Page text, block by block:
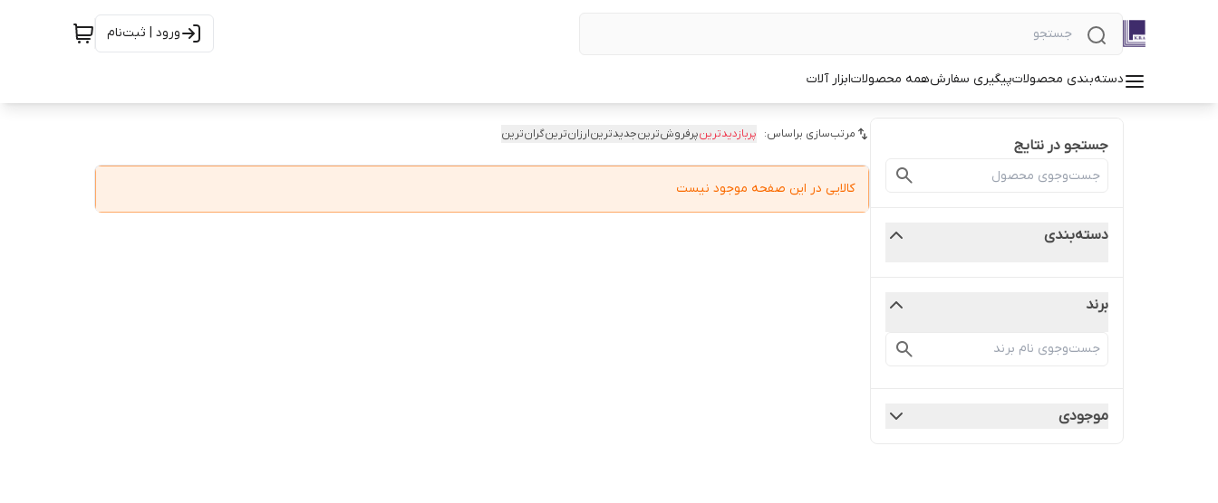
ورود | ثبت‌نام
دسته‌بندی محصولاتپیگیری سفارشهمه محصولاتابزار آلات
جستجو در نتایج
دسته‌بندی
برند
موجودی
مرتب‌سازی براساس: پربازدیدترینپرفروش‌ترینجدیدترینارزان‌ترینگران‌ترین
کالایی در این صفحه موجود نیست